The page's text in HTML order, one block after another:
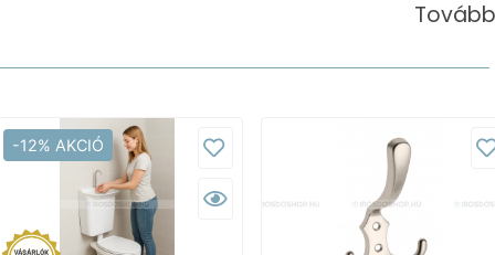
-12% AKCIÓ